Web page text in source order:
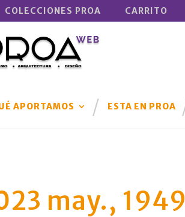
COLECCIONES PROA CARRITO
APORTAMOS ESTA EN PROA
may., 1949